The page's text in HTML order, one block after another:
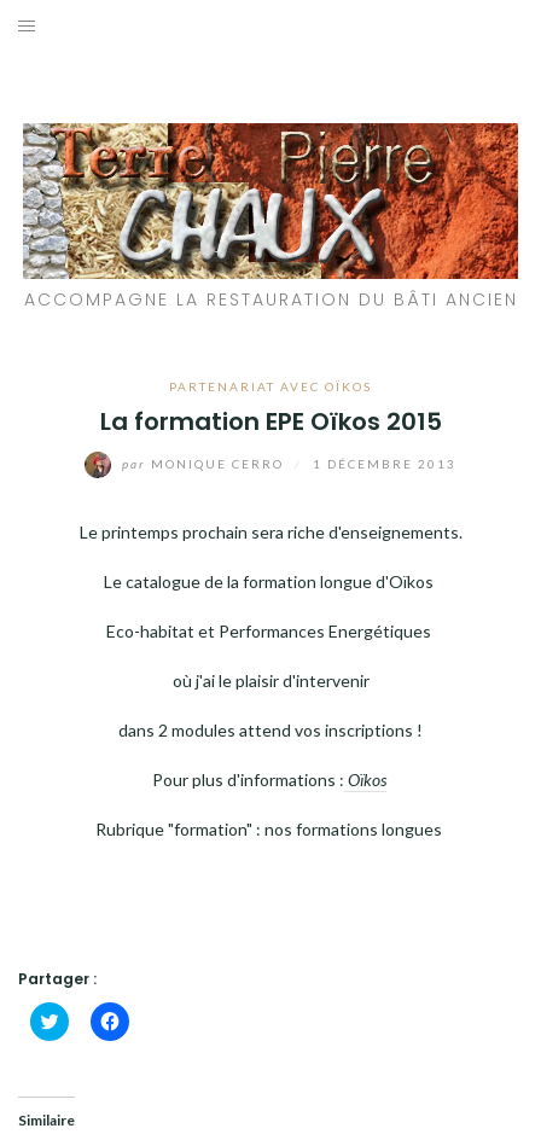
Aller
ACCOMPAGNE LA RESTAURATION DU BÂTI ANCIEN
PARTENARIAT AVEC OÏKOS
La formation EPE Oïkos 2015
par MONIQUE CERRO 1 DÉCEMBRE 2013
Le printemps prochain sera riche d'enseignements.
Le catalogue de la formation longue d'Oïkos
Eco-habitat et Performances Energétiques
où j'ai le plaisir d'intervenir
dans 2 modules attend vos inscriptions !
Pour plus d'informations : Oïkos
Rubrique "formation" : nos formations longues
Partager :
Cliquez
pour
dans
nouvelle
Cliquez
pour
Similaire
PARTICIPATIFS
CHANTIERS RÉALISÉS
QUE PROPOSONS-NOUS ?